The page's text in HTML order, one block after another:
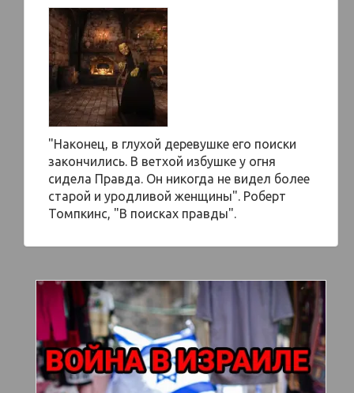
"Наконец, в глухой деревушке его поиски
закончились. В ветхой избушке у огня
сидела Правда. Он никогда не видел более
старой и уродливой женщины". Роберт
Томпкинс, "В поисках правды".